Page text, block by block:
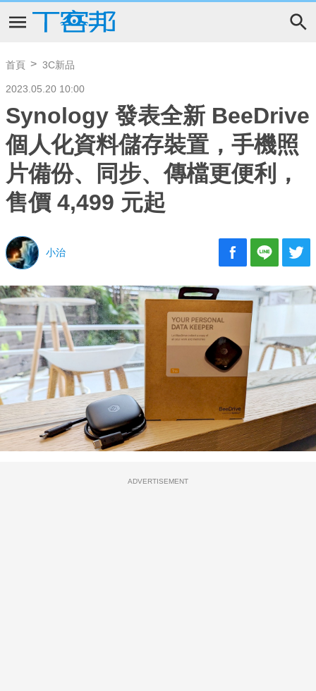
首頁 3C新品
2023.05.20 10:00
Synology 發表全新 BeeDrive
個人化資料儲存裝置，手機照
片備份、同步、傳檔更便利，
售價 4,499 元起
小治
ADVERTISEMENT